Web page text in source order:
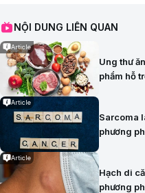
NỘI DUNG LIÊN QUAN
Article
Ung thư
phẩm hỗ
Article
Sarcoma
phương
Article
Hạch di
phương